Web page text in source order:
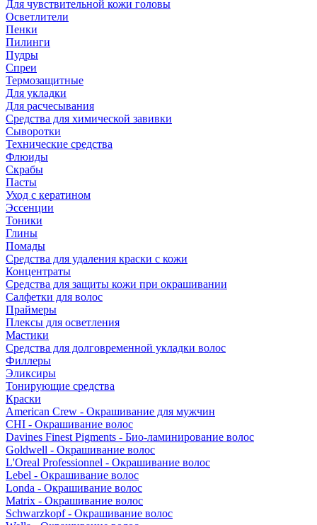
Для чувствительной кожи головы
Осветлители
Пенки
Пилинги
Пудры
Спреи
Термозащитные
Для укладки
Для расчесывания
Средства для химической завивки
Сыворотки
Технические средства
Флюиды
Скрабы
Пасты
Уход с кератином
Эссенции
Тоники
Глины
Помады
Средства для удаления краски с кожи
Концентраты
Средства для защиты кожи при окрашивании
Салфетки для волос
Праймеры
Плексы для осветления
Мастики
Средства для долговременной укладки волос
Филлеры
Эликсиры
Тонирующие средства
Краски
American Crew - Окрашивание для мужчин
CHI - Окрашивание волос
Davines Finest Pigments - Био-ламинирование волос
Goldwell - Окрашивание волос
L'Oreal Professionnel - Окрашивание волос
Lebel - Окрашивание волос
Londa - Окрашивание волос
Matrix - Окрашивание волос
Schwarzkopf - Окрашивание волос